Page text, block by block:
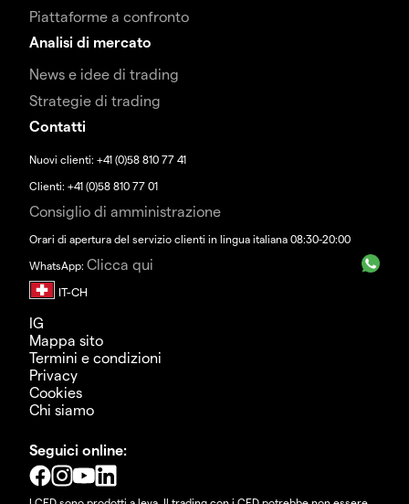
Piattaforme a confronto
Analisi di mercato
News e idee di trading
Strategie di trading
Contatti
Nuovi clienti: +41 (0)58 810 77 41
Clienti: +41 (0)58 810 77 01
Consiglio di amministrazione
Orari di apertura del servizio clienti in lingua italiana 08:30-20:00
WhatsApp: Clicca qui
IG
Mappa sito
Termini e condizioni
Privacy
Cookies
Chi siamo
Seguici online: